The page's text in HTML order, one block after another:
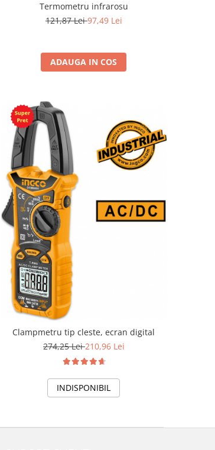
Termometru infrarosu
121,87 Lei97,49 Lei
ADAUGA IN COS
Clampmetru tip cleste, ecran digital
274,25 Lei210,96 Lei
INDISPONIBIL